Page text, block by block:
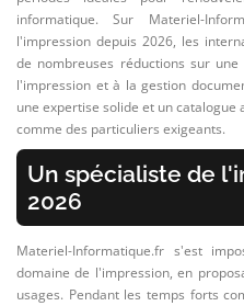
informatique. Sur Materiel-
l'impression depuis 2026, les
de nombreuses réductions sur
l'impression et à la gestion
une expertise solide et un catalogue
comme des particuliers exigeants.
Un spécialiste de
2026
Materiel-Informatique.fr s'est
domaine de l'impression, en
usages. Pendant les temps forts